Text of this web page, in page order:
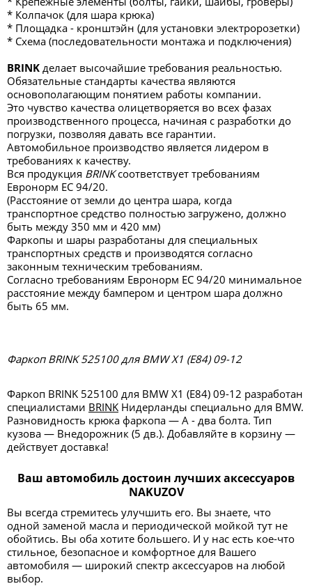
* Колпачок (для шара крюка)
* Площадка - кронштэйн (для установки электророзетки)
* Схема (последовательности монтажа и подключения)
BRINK делает высочайшие требования реальностью.
Обязательные стандарты качества являются
основополагающим понятием работы компании.
Это чувство качества олицетворяется во всех фазах
производственного процесса, начиная с разработки до
погрузки, позволяя давать все гарантии.
Автомобильное производство является лидером в
требованиях к качеству.
Вся продукция BRINKсоответствует требованиям
Евронорм ЕС 94/20.
(Расстояние от земли до центра шара, когда
транспортное средство полностью загружено, должно
быть между 350 мм и 420 мм)
Фаркопы и шары разработаны для специальных
транспортных средств и производятся согласно
законным техническим требованиям.
Согласно требованиям Евронорм ЕС 94/20 минимальное
расстояние между бампером и центром шара должно
быть 65 мм.
Фаркоп BRINK 525100 для BMW X1 (E84) 09-12
Фаркоп BRINK 525100 для BMW X1 (E84) 09-12 разработан
специалистами BRINK Нидерланды специально для BMW.
Разновидность крюка фаркопа — А - два болта. Тип
кузова — Внедорожник (5 дв.). Добавляйте в корзину —
действует доставка!
Ваш автомобиль достоин лучших аксессуаров
NAKUZOV
Вы всегда стремитесь улучшить его. Вы знаете, что
одной заменой масла и периодической мойкой тут не
обойтись. Вы оба хотите большего. И у нас есть кое-что
стильное, безопасное и комфортное для Вашего
автомобиля — широкий спектр аксессуаров на любой
выбор.